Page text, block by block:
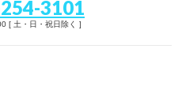
3101
[ 土・日・祝日除く ]